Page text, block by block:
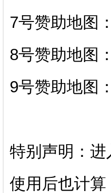
7号赞助地图
8号赞助地图
9号赞助地图
特别声明：
使用后也计算